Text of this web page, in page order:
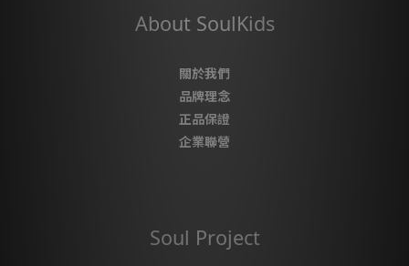
About SoulKids
關於我們
品牌理念
正品保證
企業聯營
Soul Project